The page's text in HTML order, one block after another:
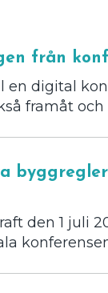
från
digital
framåt och
den 1 juli